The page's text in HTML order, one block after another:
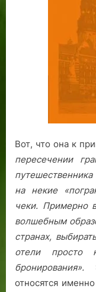
Вот, что она к
пересечении
на некие
чеки. Примерно
волшебным
странах,
отели просто
бронирования».
относятся